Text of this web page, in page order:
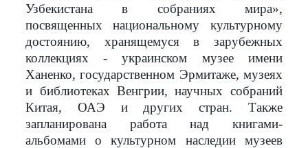
Узбекистана в собраниях мира»,
посвященных национальному культурному
достоянию, хранящемуся в зарубежных
коллекциях - украинском музее имени
Ханенко, государственном Эрмитаже, музеях
и библиотеках Венгрии, научных собраний
Китая, ОАЭ и других стран. Также
запланирована работа над книгами-
альбомами о культурном наследии музеев